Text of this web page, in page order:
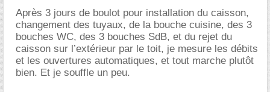
Après 3 jours de boulot pour installation du caisson,
changement des tuyaux, de la bouche cuisine, des 3
bouches WC, des 3 bouches SdB, et du rejet du
caisson sur l’extérieur par le toit, je mesure les débits
et les ouvertures automatiques, et tout marche plutôt
bien. Et je souffle un peu.